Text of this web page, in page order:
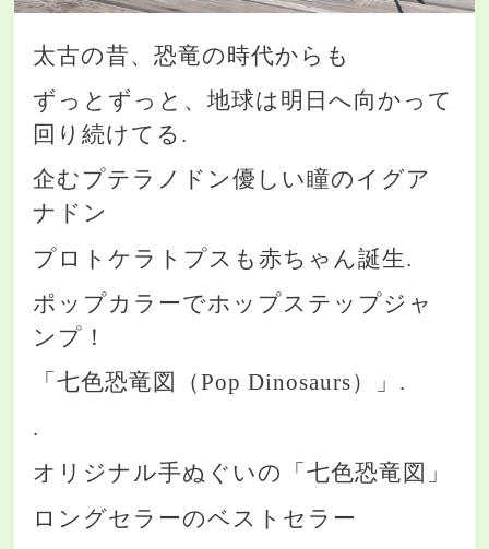
太古の昔、恐竜の時代からも
ずっとずっと、地球は明日へ向かって
回り続けてる.
企むプテラノドン優しい瞳のイグア
ナドン
プロトケラトプスも赤ちゃん誕生.
ポップカラーでホップステップジャ
ンプ！
「七色恐竜図（Pop Dinosaurs）」.
.
オリジナル手ぬぐいの「七色恐竜図」
ロングセラーのベストセラー